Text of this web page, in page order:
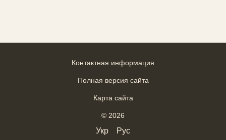
Контактная информация
Полная версия сайта
Карта сайта
© 2026
Укр Рус